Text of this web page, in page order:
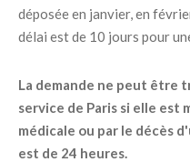
déposée en janvier, en
délai est de 10 jours pour
La demande ne peut être
service de Paris si elle est
médicale ou par le décès
est de 24 heures.